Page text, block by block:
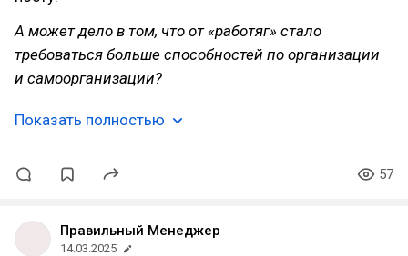
А может дело в том, что от «работяг» стало
требоваться больше способностей по организации
и самоорганизации?
Показать полностью
57
Правильный Менеджер
14.03.2025